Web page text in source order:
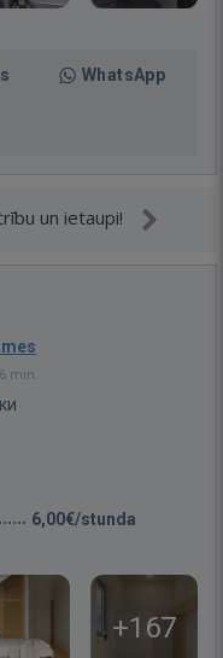
WhatsApp
un ietaupi!
min.
6,00€/stunda
+167